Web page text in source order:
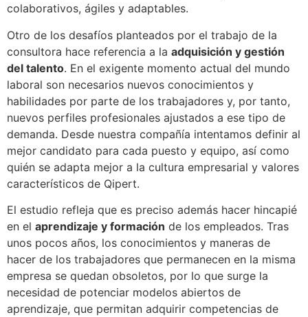
colaborativos, ágiles y adaptables.
Otro de los desafíos planteados por el trabajo de la
consultora hace referencia a la adquisición y gestión
del talento. En el exigente momento actual del mundo
laboral son necesarios nuevos conocimientos y
habilidades por parte de los trabajadores y, por tanto,
nuevos perfiles profesionales ajustados a ese tipo de
demanda. Desde nuestra compañía intentamos definir al
mejor candidato para cada puesto y equipo, así como
quién se adapta mejor a la cultura empresarial y valores
característicos de Qipert.
El estudio refleja que es preciso además hacer hincapié
en el aprendizaje y formación de los empleados. Tras
unos pocos años, los conocimientos y maneras de
hacer de los trabajadores que permanecen en la misma
empresa se quedan obsoletos, por lo que surge la
necesidad de potenciar modelos abiertos de
aprendizaje, que permitan adquirir competencias de